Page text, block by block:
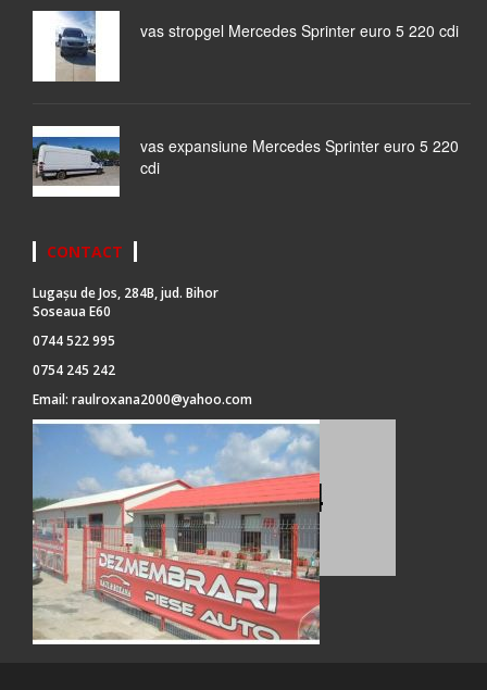
vas stropgel Mercedes Sprinter euro 5 220 cdi
vas expansiune Mercedes Sprinter euro 5 220
cdi
CONTACT
Lugașu de Jos, 284B, jud. Bihor
Soseaua E60
0744 522 995
0754 245 242
Email: raulroxana2000@yahoo.com